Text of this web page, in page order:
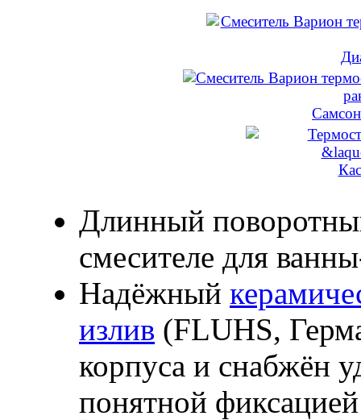
Длинный
смесителе для
Надёжный
излив (FLUHS,
корпуса и снабжён
понятной